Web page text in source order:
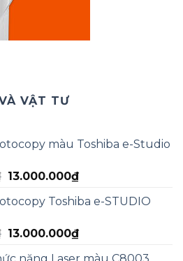
VẬT TƯ
màu Toshiba e-Studio
Giá
là:
13.000.000₫Giá
tại
13.000.000₫.
Toshiba e-STUDIO
Giá
13.000.000₫Giá
năng Laser màu C8003